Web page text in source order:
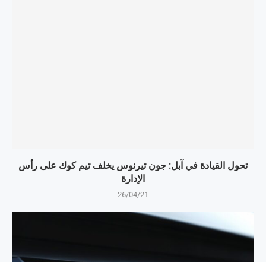
تحول القيادة في آبل: جون تيرنوس يخلف تيم كوك على رأس
الإدارة
26/04/21